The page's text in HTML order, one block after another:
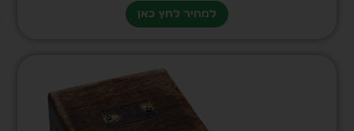
למחיר לחץ כאן